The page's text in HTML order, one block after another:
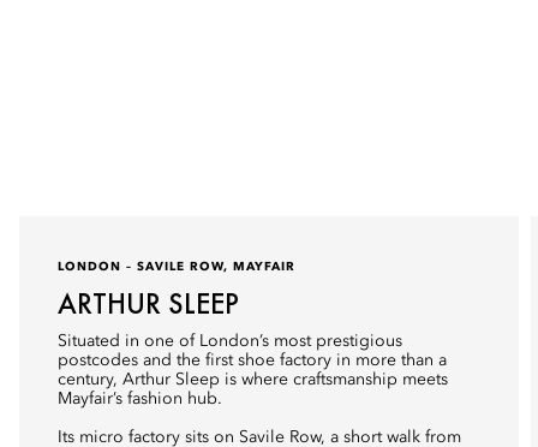
LONDON – SAVILE ROW, MAYFAIR
ARTHUR SLEEP
Situated in one of London’s most prestigious
postcodes and the first shoe factory in more than a
century, Arthur Sleep is where craftsmanship meets
Mayfair’s fashion hub.
Its micro factory sits on Savile Row, a short walk from